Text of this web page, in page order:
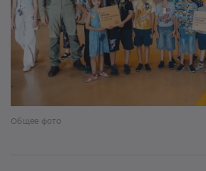
Общее фото